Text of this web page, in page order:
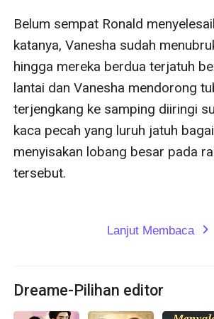
Belum sempat Ronald
katanya, Vanesha sudah
hingga mereka berdua terjatuh
lantai dan Vanesha mendorong
terjengkang ke samping diiringi
kaca pecah yang luruh jatuh
menyisakan lobang besar pada
tersebut.
Lanjut Membaca expand_more
Dreame-Pilihan editor